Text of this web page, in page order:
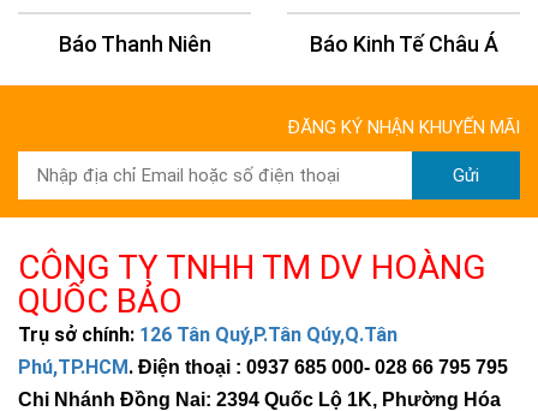
Báo Thanh Niên Báo Kinh Tế Châu Á
ĐĂNG KÝ NHẬN KHUYẾN MÃI
Gửi
CÔNG TY TNHH TM DV HOÀNG
QUỐC BẢO
Trụ sở chính: 126 Tân Quý,P.Tân Qúy,Q.Tân
Phú,TP.HCM. Điện thoại : 0937 685 000- 028 66 795 795
Chi Nhánh Đồng Nai: 2394 Quốc Lộ 1K, Phường Hóa